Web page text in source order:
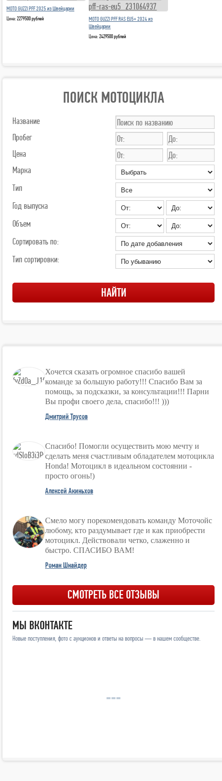
MOTO GUZZI PFF 2025 из Швейцарии
Цена:2279500 рублей
MOTO GUZZI PFF RAS EU5+ 2024 из
Швейцарии
Цена:2429500 рублей
ПОИСК МОТОЦИКЛА
Название
Пробег
Цена
Марка
Тип
Год выпуска
Объем
Сортировать по:
Тип сортировки:
Хочется сказать огромное спасибо вашей
команде за большую работу!!! Спасибо Вам за
помощь, за подсказки, за консультации!!! Парни
Вы профи своего дела, спасибо!!! )))
Дмитрий Трусов
Спасибо! Помогли осуществить мою мечту и
сделать меня счастливым обладателем мотоцикла
Honda! Мотоцикл в идеальном состоянии -
просто огонь!)
Алексей Акиньхов
Смело могу порекомендовать команду Моточойс
любому, кто раздумывает где и как приобрести
мотоцикл. Действовали четко, слаженно и
быстро. СПАСИБО ВАМ!
Роман Шнайдер
СМОТРЕТЬ ВСЕ ОТЗЫВЫ
МЫ ВКОНТАКТЕ
Новые поступления, фото с аукционов и ответы на вопросы — в нашем сообществе.